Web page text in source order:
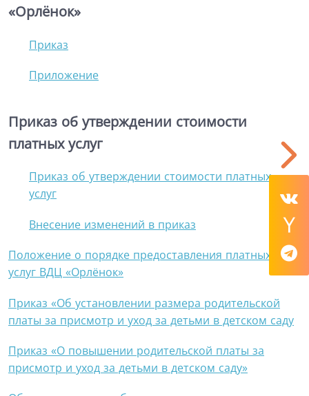
«Орлёнок»
Приказ
Приложение
Приказ об утверждении стоимости
платных услуг
Приказ об утверждении стоимости платных
услуг
Внесение изменений в приказ
Положение о порядке предоставления платных
услуг ВДЦ «Орлёнок»
Приказ «Об установлении размера родительской
платы за присмотр и уход за детьми в детском саду
Приказ «О повышении родительской платы за
присмотр и уход за детьми в детском саду»